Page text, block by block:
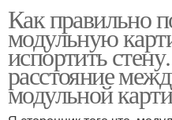
Как правильно
модульную
испортить
расстояние
модульной